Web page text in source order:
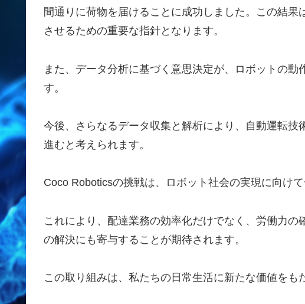
間通りに荷物を届けることに成功しました。この結
させるための重要な指針となります。
また、データ分析に基づく意思決定が、ロボットの
す。
今後、さらなるデータ収集と解析により、自動運転
進むと考えられます。
Coco Roboticsの挑戦は、ロボット社会の実現に向け
これにより、配達業務の効率化だけでなく、労働力
の解決にも寄与することが期待されます。
この取り組みは、私たちの日常生活に新たな価値をも